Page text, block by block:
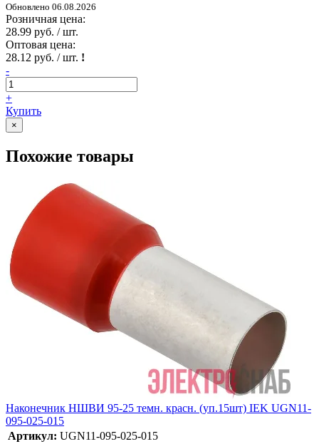
Обновлено 06.08.2026
Розничная цена:
28.99 руб. / шт.
Оптовая цена:
28.12 руб. / шт. !
-
+
Купить
×
Похожие товары
Наконечник НШВИ 95-25 темн. красн. (уп.15шт) IEK UGN11-
095-025-015
Артикул: UGN11-095-025-015